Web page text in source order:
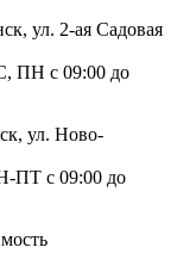
ул. 2-ая Садовая
ПН с 09:00 до
ул. Ново-
ПТ с 09:00 до